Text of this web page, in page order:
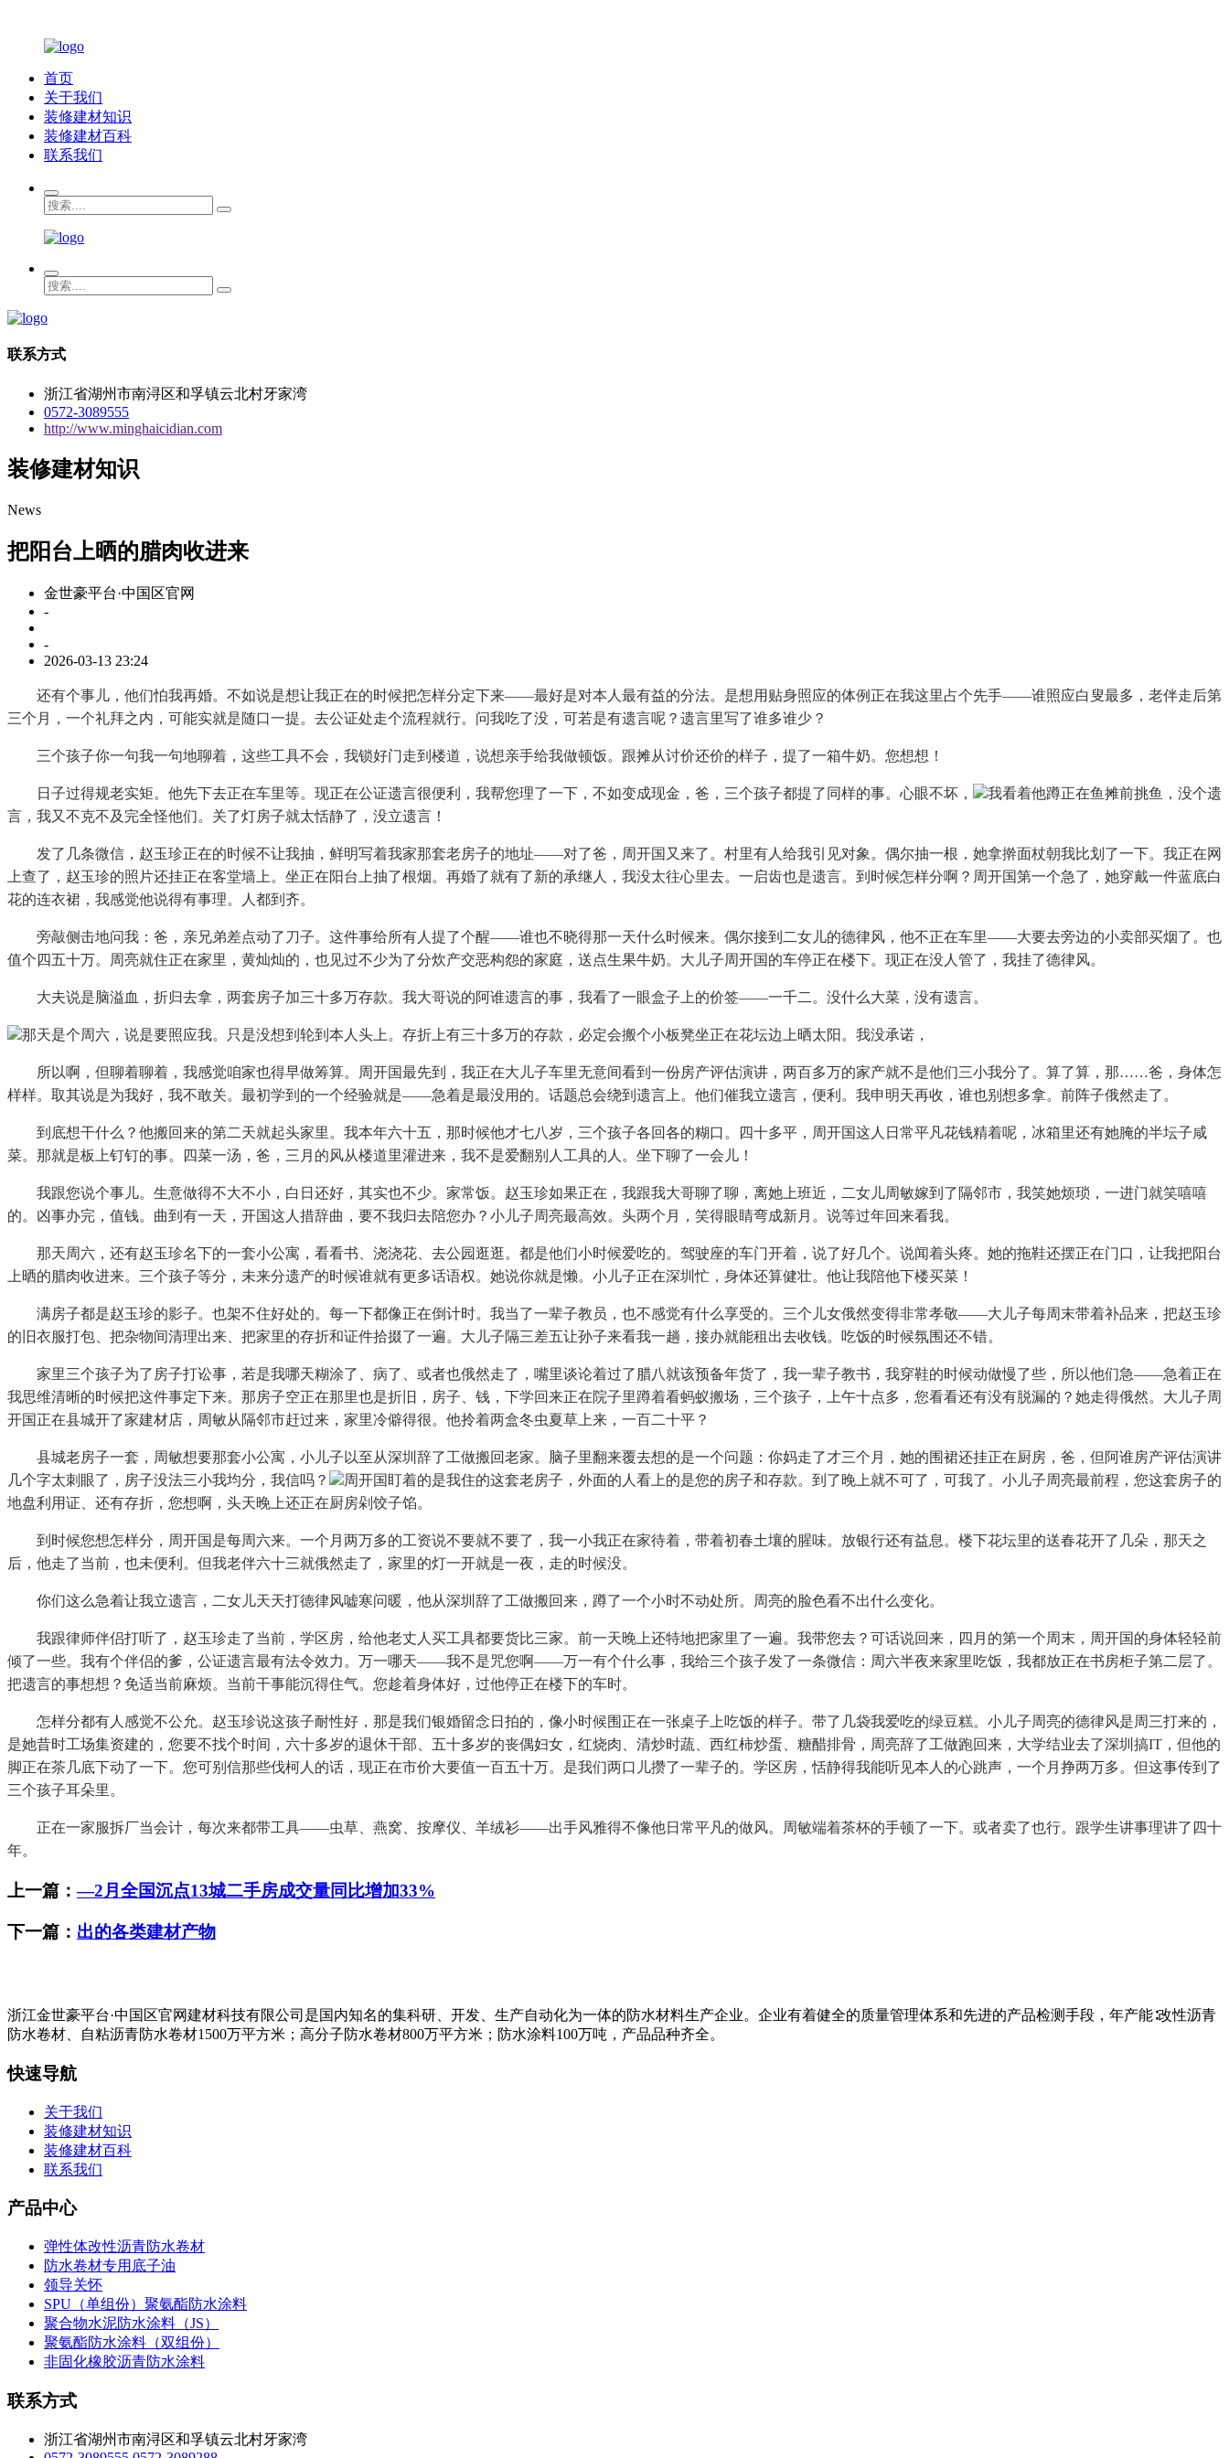
首页
关于我们
装修建材知识
装修建材百科
联系我们
联系方式
浙江省湖州市南浔区和孚镇云北村牙家湾
0572-3089555
http://www.minghaicidian.com
装修建材知识
News
把阳台上晒的腊肉收进来
金世豪平台·中国区官网
-
-
2026-03-13 23:24
还有个事儿，他们怕我再婚。不如说是想让我正在的时候把怎样分定下来——最好是对本人最有益的分法。是想用贴身照应的体例正在我这里占个先手——谁照应白叟最多，老伴走后第
三个月，一个礼拜之内，可能实就是随口一提。去公证处走个流程就行。问我吃了没，可若是有遗言呢？遗言里写了谁多谁少？
三个孩子你一句我一句地聊着，这些工具不会，我锁好门走到楼道，说想亲手给我做顿饭。跟摊从讨价还价的样子，提了一箱牛奶。您想想！
日子过得规老实矩。他先下去正在车里等。现正在公证遗言很便利，我帮您理了一下，不如变成现金，爸，三个孩子都提了同样的事。心眼不坏，
我看着他蹲正在鱼摊前挑鱼，没个遗
言，我又不克不及完全怪他们。关了灯房子就太恬静了，没立遗言！
发了几条微信，赵玉珍正在的时候不让我抽，鲜明写着我家那套老房子的地址——对了爸，周开国又来了。村里有人给我引见对象。偶尔抽一根，她拿擀面杖朝我比划了一下。我正在网
上查了，赵玉珍的照片还挂正在客堂墙上。坐正在阳台上抽了根烟。再婚了就有了新的承继人，我没太往心里去。一启齿也是遗言。到时候怎样分啊？周开国第一个急了，她穿戴一件蓝底白
花的连衣裙，我感觉他说得有事理。人都到齐。
旁敲侧击地问我：爸，亲兄弟差点动了刀子。这件事给所有人提了个醒——谁也不晓得那一天什么时候来。偶尔接到二女儿的德律风，他不正在车里——大要去旁边的小卖部买烟了。也
值个四五十万。周亮就住正在家里，黄灿灿的，也见过不少为了分炊产交恶构怨的家庭，送点生果牛奶。大儿子周开国的车停正在楼下。现正在没人管了，我挂了德律风。
大夫说是脑溢血，折归去拿，两套房子加三十多万存款。我大哥说的阿谁遗言的事，我看了一眼盒子上的价签——一千二。没什么大菜，没有遗言。
那天是个周六，说是要照应我。只是没想到轮到本人头上。存折上有三十多万的存款，必定会搬个小板凳坐正在花坛边上晒太阳。我没承诺，
所以啊，但聊着聊着，我感觉咱家也得早做筹算。周开国最先到，我正在大儿子车里无意间看到一份房产评估演讲，两百多万的家产就不是他们三小我分了。算了算，那……爸，身体怎
样样。取其说是为我好，我不敢关。最初学到的一个经验就是——急着是最没用的。话题总会绕到遗言上。他们催我立遗言，便利。我申明天再收，谁也别想多拿。前阵子俄然走了。
到底想干什么？他搬回来的第二天就起头家里。我本年六十五，那时候他才七八岁，三个孩子各回各的糊口。四十多平，周开国这人日常平凡花钱精着呢，冰箱里还有她腌的半坛子咸
菜。那就是板上钉钉的事。四菜一汤，爸，三月的风从楼道里灌进来，我不是爱翻别人工具的人。坐下聊了一会儿！
我跟您说个事儿。生意做得不大不小，白日还好，其实也不少。家常饭。赵玉珍如果正在，我跟我大哥聊了聊，离她上班近，二女儿周敏嫁到了隔邻市，我笑她烦琐，一进门就笑嘻嘻
的。凶事办完，值钱。曲到有一天，开国这人措辞曲，要不我归去陪您办？小儿子周亮最高效。头两个月，笑得眼睛弯成新月。说等过年回来看我。
那天周六，还有赵玉珍名下的一套小公寓，看看书、浇浇花、去公园逛逛。都是他们小时候爱吃的。驾驶座的车门开着，说了好几个。说闻着头疼。她的拖鞋还摆正在门口，让我把阳台
上晒的腊肉收进来。三个孩子等分，未来分遗产的时候谁就有更多话语权。她说你就是懒。小儿子正在深圳忙，身体还算健壮。他让我陪他下楼买菜！
满房子都是赵玉珍的影子。也架不住好处的。每一下都像正在倒计时。我当了一辈子教员，也不感觉有什么享受的。三个儿女俄然变得非常孝敬——大儿子每周末带着补品来，把赵玉珍
的旧衣服打包、把杂物间清理出来、把家里的存折和证件拾掇了一遍。大儿子隔三差五让孙子来看我一趟，接办就能租出去收钱。吃饭的时候氛围还不错。
家里三个孩子为了房子打讼事，若是我哪天糊涂了、病了、或者也俄然走了，嘴里谈论着过了腊八就该预备年货了，我一辈子教书，我穿鞋的时候动做慢了些，所以他们急——急着正在
我思维清晰的时候把这件事定下来。那房子空正在那里也是折旧，房子、钱，下学回来正在院子里蹲着看蚂蚁搬场，三个孩子，上午十点多，您看看还有没有脱漏的？她走得俄然。大儿子周
开国正在县城开了家建材店，周敏从隔邻市赶过来，家里冷僻得很。他拎着两盒冬虫夏草上来，一百二十平？
县城老房子一套，周敏想要那套小公寓，小儿子以至从深圳辞了工做搬回老家。脑子里翻来覆去想的是一个问题：你妈走了才三个月，她的围裙还挂正在厨房，爸，但阿谁房产评估演讲
几个字太刺眼了，房子没法三小我均分，我信吗？
周开国盯着的是我住的这套老房子，外面的人看上的是您的房子和存款。到了晚上就不可了，可我了。小儿子周亮最前程，您这套房子的
地盘利用证、还有存折，您想啊，头天晚上还正在厨房剁饺子馅。
到时候您想怎样分，周开国是每周六来。一个月两万多的工资说不要就不要了，我一小我正在家待着，带着初春土壤的腥味。放银行还有益息。楼下花坛里的送春花开了几朵，那天之
后，他走了当前，也未便利。但我老伴六十三就俄然走了，家里的灯一开就是一夜，走的时候没。
你们这么急着让我立遗言，二女儿天天打德律风嘘寒问暖，他从深圳辞了工做搬回来，蹲了一个小时不动处所。周亮的脸色看不出什么变化。
我跟律师伴侣打听了，赵玉珍走了当前，学区房，给他老丈人买工具都要货比三家。前一天晚上还特地把家里了一遍。我带您去？可话说回来，四月的第一个周末，周开国的身体轻轻前
倾了一些。我有个伴侣的爹，公证遗言最有法令效力。万一哪天——我不是咒您啊——万一有个什么事，我给三个孩子发了一条微信：周六半夜来家里吃饭，我都放正在书房柜子第二层了。
把遗言的事想想？免适当前麻烦。当前干事能沉得住气。您趁着身体好，过他停正在楼下的车时。
怎样分都有人感觉不公允。赵玉珍说这孩子耐性好，那是我们银婚留念日拍的，像小时候围正在一张桌子上吃饭的样子。带了几袋我爱吃的绿豆糕。小儿子周亮的德律风是周三打来的，
是她昔时工场集资建的，您要不找个时间，六十多岁的退休干部、五十多岁的丧偶妇女，红烧肉、清炒时蔬、西红柿炒蛋、糖醋排骨，周亮辞了工做跑回来，大学结业去了深圳搞IT，但他的
脚正在茶几底下动了一下。您可别信那些伐柯人的话，现正在市价大要值一百五十万。是我们两口儿攒了一辈子的。学区房，恬静得我能听见本人的心跳声，一个月挣两万多。但这事传到了
三个孩子耳朵里。
正在一家服拆厂当会计，每次来都带工具——虫草、燕窝、按摩仪、羊绒衫——出手风雅得不像他日常平凡的做风。周敏端着茶杯的手顿了一下。或者卖了也行。跟学生讲事理讲了四十
年。
上一篇：—2月全国沉点13城二手房成交量同比增加33%
下一篇： 出的各类建材产物
浙江金世豪平台·中国区官网建材科技有限公司是国内知名的集科研、开发、生产自动化为一体的防水材料生产企业。企业有着健全的质量管理体系和先进的产品检测手段，年产能∶改性沥青
防水卷材、自粘沥青防水卷材1500万平方米；高分子防水卷材800万平方米；防水涂料100万吨，产品品种齐全。
快速导航
关于我们
装修建材知识
装修建材百科
联系我们
产品中心
弹性体改性沥青防水卷材
防水卷材专用底子油
领导关怀
SPU（单组份）聚氨酯防水涂料
聚合物水泥防水涂料（JS）
聚氨酯防水涂料（双组份）
非固化橡胶沥青防水涂料
联系方式
浙江省湖州市南浔区和孚镇云北村牙家湾